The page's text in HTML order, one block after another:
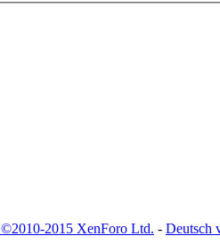
©2010-2015 XenForo Ltd. - Deutsch